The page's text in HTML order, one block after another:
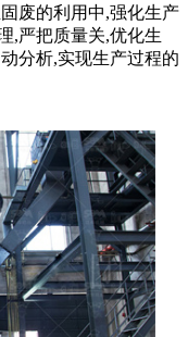
废的利用中,强化生产
,严把质量关,优化生
分析,实现生产过程的